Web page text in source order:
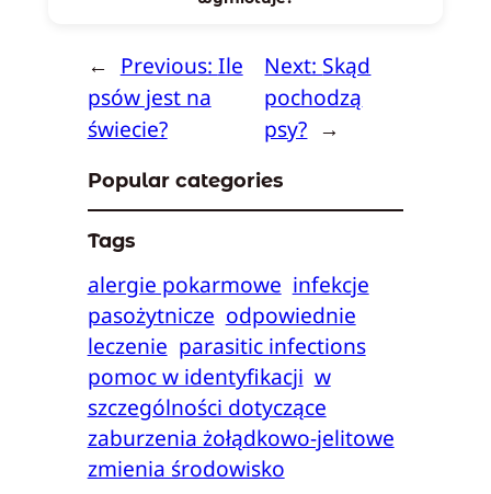
← Previous: Ile
psów jest na
świecie?
Next: Skąd
pochodzą
psy? →
Popular categories
Tags
alergie pokarmowe infekcje
pasożytnicze odpowiednie
leczenie parasitic infections
pomoc w identyfikacji w
szczególności dotyczące
zaburzenia żołądkowo-jelitowe
zmienia środowisko